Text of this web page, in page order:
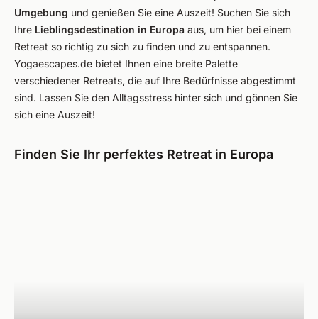
Umgebung und genießen Sie eine Auszeit! Suchen Sie sich
Ihre Lieblingsdestination in Europa aus, um hier bei einem
Retreat so richtig zu sich zu finden und zu entspannen.
Yogaescapes.de bietet Ihnen eine breite Palette
verschiedener Retreats, die auf Ihre Bedürfnisse abgestimmt
sind. Lassen Sie den Alltagsstress hinter sich und gönnen Sie
sich eine Auszeit!
Finden Sie Ihr perfektes Retreat in Europa